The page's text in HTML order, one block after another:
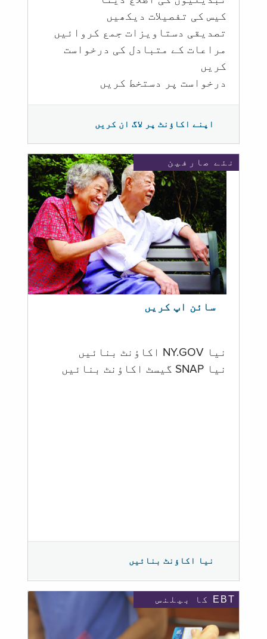
کیس کی تفصیلات دیکھیں
تصدیقی دستاویزات جمع کروائیں
مراعات کے متبادل کی درخواست
کریں
درخواست پر دستخط کریں
اپنے اکاؤنٹ پر لاگ ان کریں
نئے صارفین
سائن اپ کریں
نیا NY.GOV اکاؤنٹ بنائیں
نیا SNAP گیسٹ اکاؤنٹ بنائیں
نیا اکاؤنٹ بنائیں
EBT کا بیلنس